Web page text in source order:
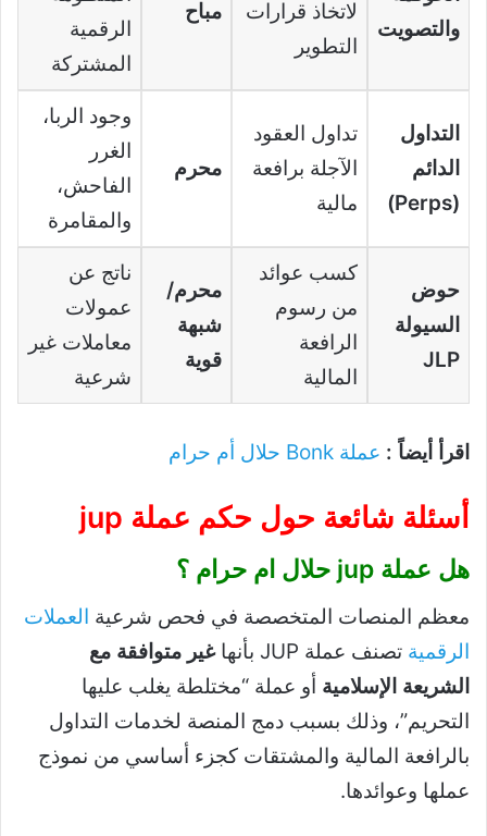
والتصويت
لاتخاذ قرارات
التطوير
مباح
الرقمية
المشتركة
التداول
الدائم
(Perps)
تداول العقود
الآجلة برافعة
مالية
محرم
وجود الربا،
الغرر
الفاحش،
والمقامرة
حوض
السيولة
JLP
كسب عوائد
من رسوم
الرافعة
المالية
محرم/
شبهة
قوية
ناتج عن
عمولات
معاملات غير
شرعية
اقرأ أيضاً : عملة Bonk حلال أم حرام
أسئلة شائعة حول حكم عملة jup
هل عملة jup حلال ام حرام ؟
معظم المنصات المتخصصة في فحص شرعية العملات
الرقمية تصنف عملة JUP بأنها
غير متوافقة مع
الشريعة الإسلامية أو عملة “مختلطة يغلب عليها
التحريم”، وذلك بسبب دمج المنصة لخدمات التداول
بالرافعة المالية والمشتقات كجزء أساسي من نموذج
عملها وعوائدها.